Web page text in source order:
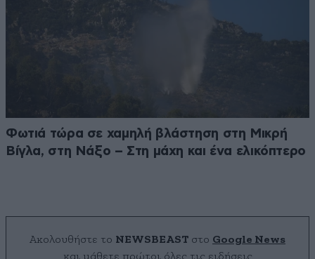
Φωτιά τώρα σε χαμηλή βλάστηση στη Μικρή
Βίγλα, στη Νάξο – Στη μάχη και ένα ελικόπτερο
Ακολουθήστε το NEWSBEAST στο Google News
και μάθετε πρώτοι όλες τις ειδήσεις